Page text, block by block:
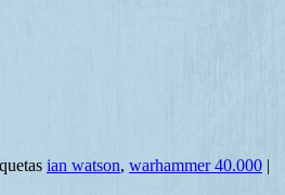
ian watson, warhammer 40.000 |